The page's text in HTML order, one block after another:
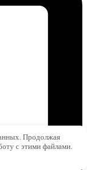
Продолжая
с этими файлами.